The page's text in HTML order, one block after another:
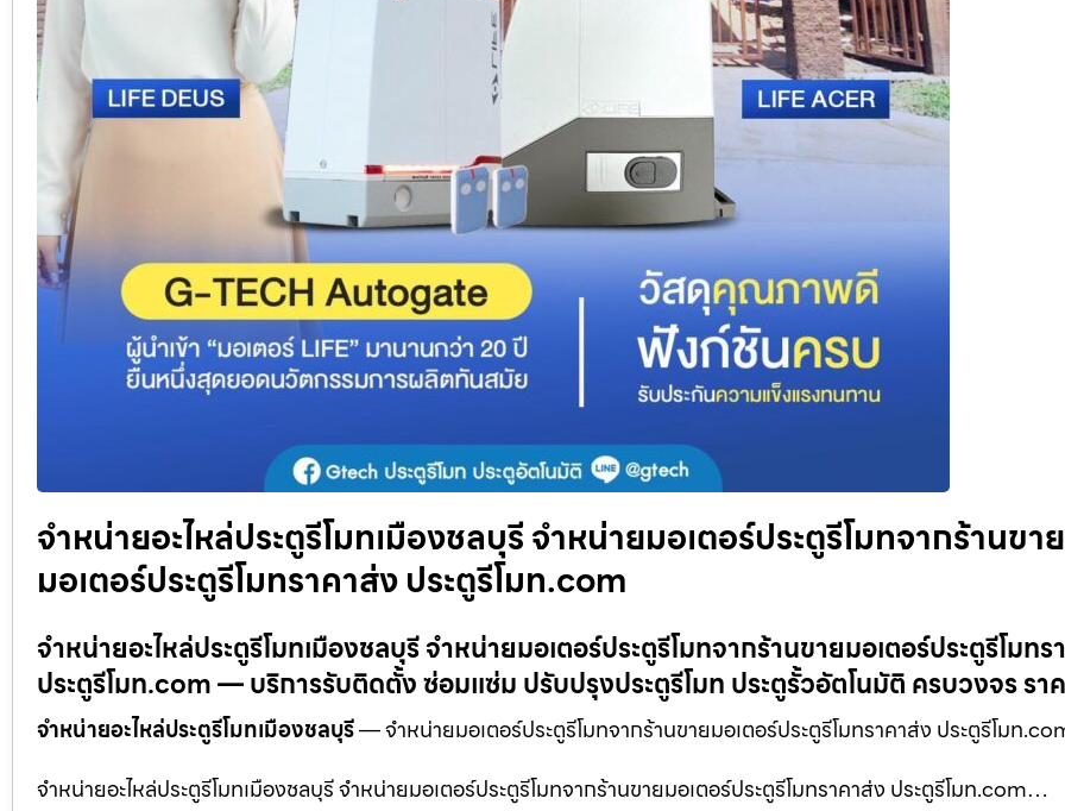
จำหน่ายอะไหล่ประตูรีโมทเมืองชลบุรี จำหน่ายมอเตอร์ประตูรีโมทจากร้านขาย
มอเตอร์ประตูรีโมทราคาส่ง ประตูรีโมท.com
จำหน่ายอะไหล่ประตูรีโมทเมืองชลบุรี จำหน่ายมอเตอร์ประตูรีโมทจากร้านขายมอเตอร์ประตูรีโมทร
ประตูรีโมท.com — บริการรับติดตั้ง ซ่อมแซ่ม ปรับปรุงประตูรีโมท ประตูรั้วอัตโนมัติ ครบวงจร รา
จำหน่ายอะไหล่ประตูรีโมทเมืองชลบุรี— จำหน่ายมอเตอร์ประตูรีโมทจากร้านขายมอเตอร์ประตูรีโมทราคาส่ง ประตูรีโมท
จำหน่ายอะไหล่ประตูรีโมทเมืองชลบุรี จำหน่ายมอเตอร์ประตูรีโมทจากร้านขายมอเตอร์ประตูรีโมทราคาส่ง ประตูรีโมท.com…